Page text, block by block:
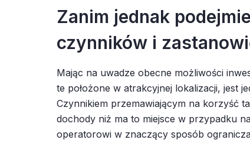
Zanim jednak
czynników i
Mając na uwadze obecne możliwości
te położone w atrakcyjnej lokalizacji, jest
Czynnikiem przemawiającym na korzyść
dochody niż ma to miejsce w przypadku
operatorowi w znaczący sposób